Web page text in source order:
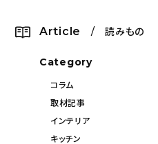
Article / 読みもの
Category
コラム
取材記事
インテリア
キッチン